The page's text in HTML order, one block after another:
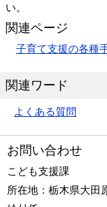
い。
関連ページ
子育て支援の各種
関連ワード
よくある質問
お問い合わせ
こども支援課
所在地： 栃木県大田